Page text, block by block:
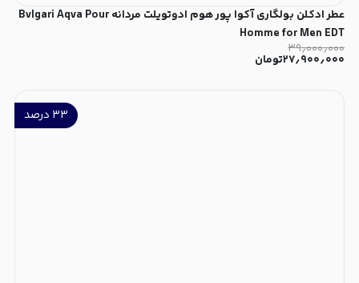
عطر ادکلن بولگاری آکوا پور هوم ادوتویلت مردانه Bvlgari Aqva Pour
Homme for Men EDT
۳۹٫۰۰۰٫۰۰۰
۲۷٫۹۰۰٫۰۰۰تومان
۳۳ درصد